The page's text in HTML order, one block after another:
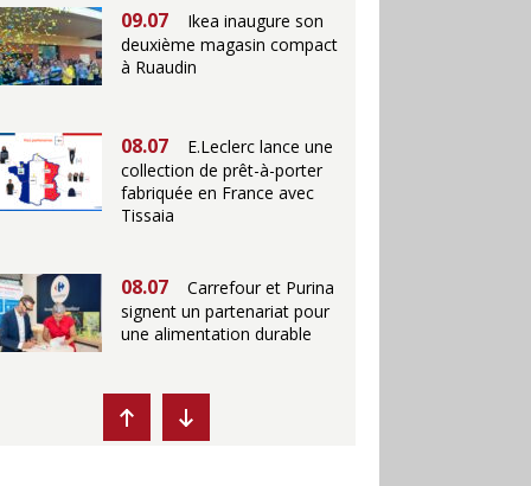
09.07
Ikea inaugure son
deuxième magasin compact
à Ruaudin
08.07
E.Leclerc lance une
collection de prêt-à-porter
fabriquée en France avec
Tissaia
08.07
Carrefour et Purina
signent un partenariat pour
une alimentation durable
07.07
Ikea propose des
"Escales fraîcheur" en